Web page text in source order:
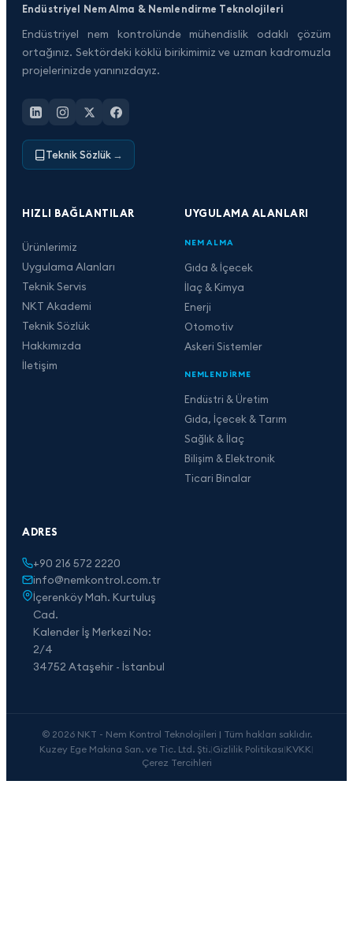
Endüstriyel Nem Alma & Nemlendirme Teknolojileri
Endüstriyel nem kontrolünde mühendislik odaklı çözüm
ortağınız. Sektördeki köklü birikimimiz ve uzman kadromuzla
projelerinizde yanınızdayız.
Teknik Sözlük →
HIZLI BAĞLANTILAR
Ürünlerimiz
Uygulama Alanları
Teknik Servis
NKT Akademi
Teknik Sözlük
Hakkımızda
İletişim
UYGULAMA ALANLARI
NEM ALMA
Gıda & İçecek
İlaç & Kimya
Enerji
Otomotiv
Askeri Sistemler
NEMLENDIRME
Endüstri & Üretim
Gıda, İçecek & Tarım
Sağlık & İlaç
Bilişim & Elektronik
Ticari Binalar
ADRES
+90 216 572 2220
info@nemkontrol.com.tr
İçerenköy Mah. Kurtuluş
Cad.
Kalender İş Merkezi No:
2/4
34752 Ataşehir - İstanbul
© 2026 NKT - Nem Kontrol Teknolojileri | Tüm hakları saklıdır.
Kuzey Ege Makina San. ve Tic. Ltd. Şti.|Gizlilik Politikası|KVKK|
Çerez Tercihleri